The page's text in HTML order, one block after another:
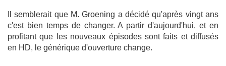
Il semblerait que M. Groening a décidé qu'après vingt ans
c'est bien temps de changer. A partir d'aujourd'hui, et en
profitant que les nouveaux épisodes sont faits et diffusés
en HD, le générique d'ouverture change.